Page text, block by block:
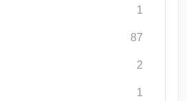
1
87
2
1